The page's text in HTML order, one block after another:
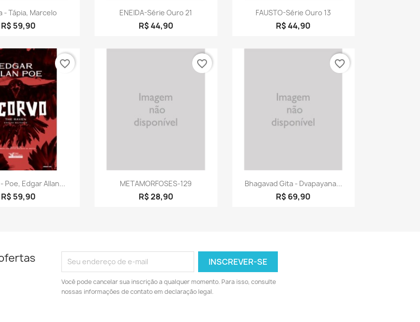
rápida
- Tápia, Marcelo
R$ 59,90
Visualização rápida
ENEIDA-Série Ouro 21
R$ 44,90
Visualização rápida
FAUSTO-Série Ouro 13
R$ 44,90
rápida
Poe, Edgar Allan...
R$ 59,90
favorite_border
Visualização rápida
METAMORFOSES-129
R$ 28,90
favorite_border
Visualização rápida
Bhagavad Gita - Dvapayana...
R$ 69,90
favorite_border
Você pode cancelar sua inscrição a qualquer momento. Para isso, consulte
nossas informações de contato em declaração legal.